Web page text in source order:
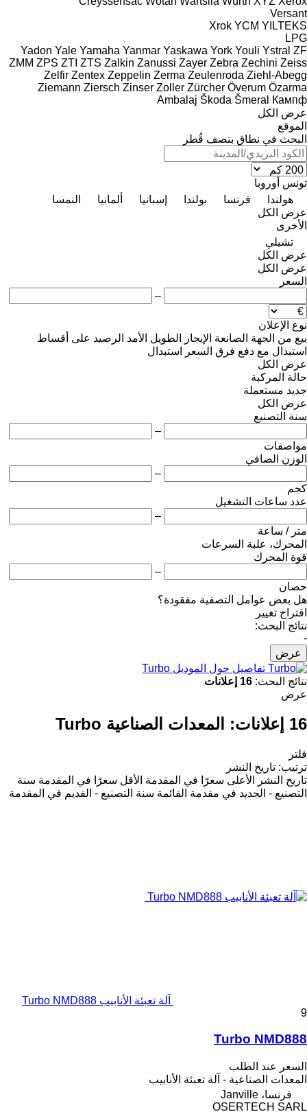
Versant
Xrok YCM YILTEKS
LPG
Yadon Yale Yamaha Yanmar Yaskawa York Youli Ystral ZF
ZMM ZPS ZTI ZTS Zalkin Zanussi Zayer Zebra Zechini Zeiss
Zelfir Zentex Zeppelin Zerma Zeulenroda Ziehl-Abegg
Ziemann Ziersch Zinser Zoller Zürcher Överum Özarma
Ambalaj Škoda Šmeral
Кампф
عرض الكل
الموقع
البحث في نطاق بنصف قُطر
تونس أوروبا
هولندا
فرنسا بولندا إسبانيا ألمانيا
النمسا
عرض الكل
الأخرى
تشيلي
عرض الكل
عرض الكل
السعر
–
نوع الإعلان
بيع من الجهة الصانعة الإيجار الطويل الأمد الرصيد على أقساط
استبدال مع دفع فرق السعر
استبدال
عرض الكل
حالة المركبة
جديد مستعملة
عرض الكل
سنة التصنيع
–
مواصفات
الوزن الصافي
–
كجم
عدد ساعات التشغيل
–
متر / ساعة
المحرك، علبة السرعات
قوة المحرك
–
حصان
هل بعض عوامل التصفية مفقودة؟
اقتراح تغيير
نتائج البحث:
-
عرض
تفاصيل حول الموديل Turbo
نتائج البحث: 16 إعلانات
عرض
16 إعلانات: المعدات الصناعية Turbo
فلتر
ترتيب: تاريخ النشر
تاريخ النشر
الأعلى سعرًا في المقدمة الأقل سعرًا في المقدمة سنة
التصنيع - الجديد في مقدمة القائمة سنة التصنيع - القديم في المقدمة
آلة تعبئة الأنابيب Turbo NMD888
9
Turbo NMD888
السعر عند الطلب
المعدات الصناعية - آلة تعبئة الأنابيب
فرنسا، Janville
OSERTECH SARL